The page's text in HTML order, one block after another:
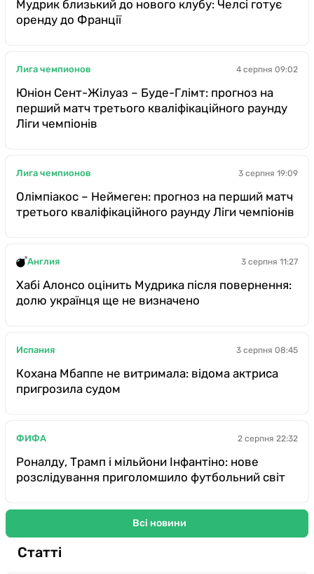
Мудрик близький до нового клубу: Челсі готує
оренду до Франції
Лига чемпионов 4 серпня 09:02
Юніон Сент-Жілуаз – Буде-Глімт: прогноз на
перший матч третього кваліфікаційного раунду
Ліги чемпіонів
Лига чемпионов 3 серпня 19:09
Олімпіакос – Неймеген: прогноз на перший матч
третього кваліфікаційного раунду Ліги чемпіонів
Англия 3 серпня 11:27
Хабі Алонсо оцінить Мудрика після повернення:
долю українця ще не визначено
Испания 3 серпня 08:45
Кохана Мбаппе не витримала: відома актриса
пригрозила судом
ФИФА 2 серпня 22:32
Роналду, Трамп і мільйони Інфантіно: нове
розслідування приголомшило футбольний світ
Всі новини
Статті